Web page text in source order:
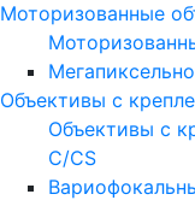
Моторизованные
Объективы с
Объективы с
C/CS